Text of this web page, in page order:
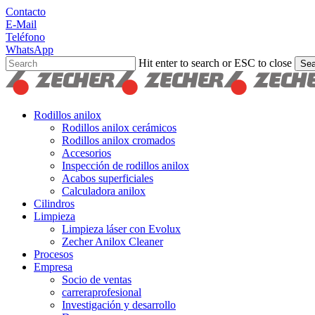
Skip
to
main
content
Contacto
E-Mail
Teléfono
WhatsApp
Hit enter to search or ESC to close
Close
Search
search
Menu
Rodillos anilox
Rodillos anilox cerámicos
Rodillos anilox cromados
Accesorios
Inspección de rodillos anilox
Acabos superficiales
Calculadora anilox
Cilindros
Limpieza
Limpieza láser con Evolux
Zecher Anilox Cleaner
Procesos
Empresa
Socio de ventas
carreraprofesional
Investigación y desarrollo